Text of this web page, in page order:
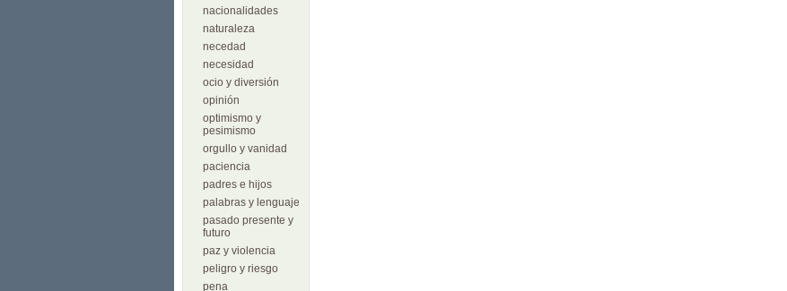
nacionalidades
naturaleza
necedad
necesidad
ocio y diversión
opinión
optimismo y
pesimismo
orgullo y vanidad
paciencia
padres e hijos
palabras y lenguaje
pasado presente y
futuro
paz y violencia
peligro y riesgo
pena